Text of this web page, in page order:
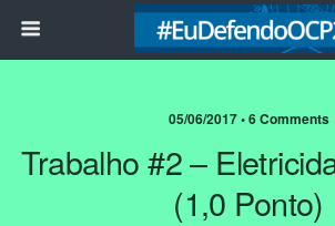
05/06/2017 • 6 Comments
Trabalho #2 –
(1,0 Ponto)